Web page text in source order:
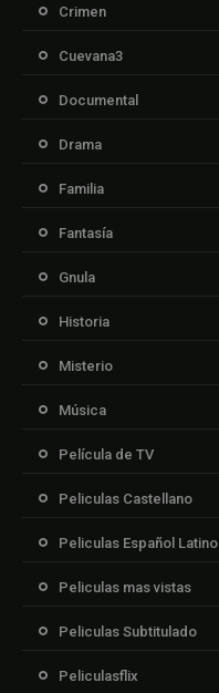
Crimen
Cuevana3
Documental
Drama
Familia
Fantasía
Gnula
Historia
Misterio
Música
Película de TV
Peliculas Castellano
Peliculas Español Latino
Peliculas mas vistas
Peliculas Subtitulado
Peliculasflix